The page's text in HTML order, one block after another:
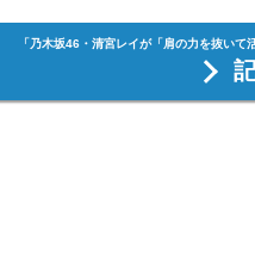
「乃木坂46・清宮レイが「肩の力を抜い